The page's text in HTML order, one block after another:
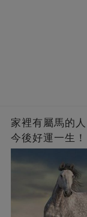
家裡有屬馬的
今後好運一生！